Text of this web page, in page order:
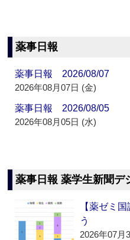
薬事日報
薬事日報 2026/08/07
2026年08月07日 (金)
薬事日報 2026/08/05
2026年08月05日 (水)
薬事日報 薬学生新聞デ
【薬ゼミ
う
2026年07月